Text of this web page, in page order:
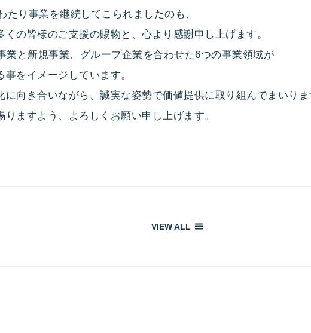
たり事業を継続してこられましたのも、
の皆様のご支援の賜物と、心より感謝申し上げます。
業と新規事業、グループ企業を合わせた6つの事業領域が
をイメージしています。
に向き合いながら、誠実な姿勢で価値提供に取り組んでまいり
ますよう、よろしくお願い申し上げます。
VIEW ALL